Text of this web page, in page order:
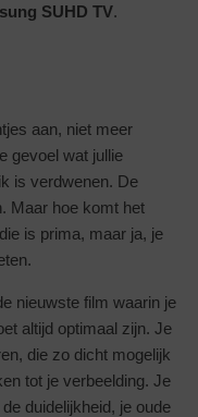
SUHD TV.
aan, niet meer
gevoel wat jullie
is verdwenen. De
Maar hoe komt het
is prima, maar ja, je
nieuwste film waarin je
altijd optimaal zijn. Je
die zo dicht mogelijk
tot je verbeelding. Je
duidelijkheid, je oude